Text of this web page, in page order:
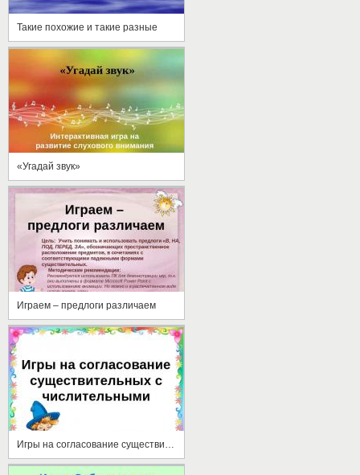
Такие похожие и такие разные
«Угадай звук»
Играем – предлоги различаем